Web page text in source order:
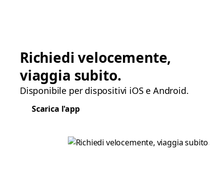
Richiedi velocemente,
viaggia subito.
Disponibile per dispositivi iOS e Android.
Scarica l'app